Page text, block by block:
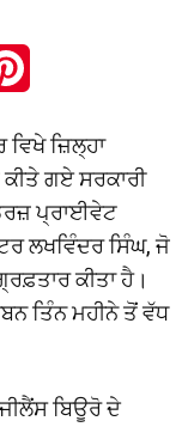
ਜ਼ਿਲ੍ਹਾ
ਗਏ ਸਰਕਾਰੀ
ਪ੍ਰਾਈਵੇਟ
ਲਖਵਿੰਦਰ ਸਿੰਘ, ਜੋ
ਕੀਤਾ ਹੈ।
ਤਿੰਨ ਮਹੀਨੇ ਤੋਂ ਵੱਧ
ਬਿਊਰੋ ਦੇ